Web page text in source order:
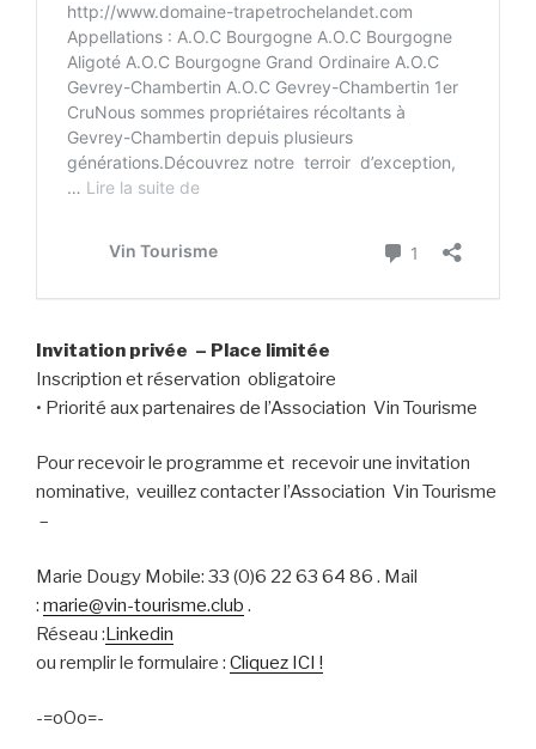
Invitation privée – Place limitée
Inscription et réservation obligatoire
• Priorité aux partenaires de l’Association Vin Tourisme
Pour recevoir le programme et recevoir une invitation
nominative, veuillez contacter l’Association Vin Tourisme
–
Marie Dougy Mobile: 33 (0)6 22 63 64 86 . Mail
: marie@vin-tourisme.club .
Réseau :Linkedin
ou remplir le formulaire : Cliquez ICI !
-=oOo=-